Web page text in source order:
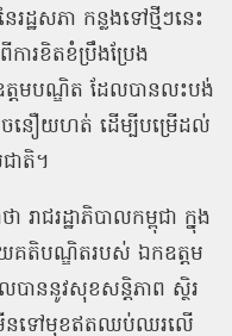
ដ្ឋសភា កន្លងទៅថ្មីៗនេះ
ារខិតខំប្រឹងប្រែង
ដមបណ្ឌិត ដែលបានលះបង់
ាចនឿយហត់ ដើម្បីបម្រើដល់
ាតិ។
ាជរដ្ឋាភិបាលកម្ពុជា ក្នុង
យគតិបណ្ឌិតរបស់ ឯកឧត្តម
បាននូវសុខសន្តិភាព ស្ថិរ
ើនទៅមុខឥតឈប់ឈរលើ